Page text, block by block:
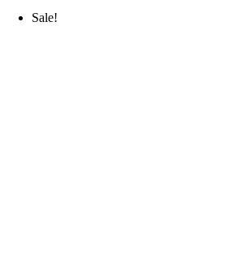
Sale!